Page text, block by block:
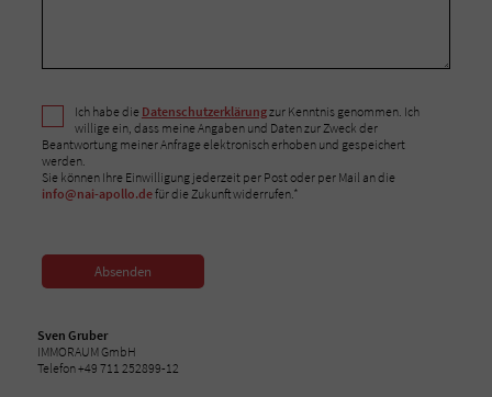
Ich habe die Datenschutzerklärungzur Kenntnis genommen. Ich
willige ein, dass meine Angaben und Daten zur Zweck der
Beantwortung meiner Anfrage elektronisch erhoben und gespeichert
werden.
Sie können Ihre Einwilligung jederzeit per Post oder per Mail an die
info@nai-apollo.defür die Zukunft widerrufen.*
Absenden
Sven Gruber
IMMORAUM GmbH
Telefon +49 711 252899-12